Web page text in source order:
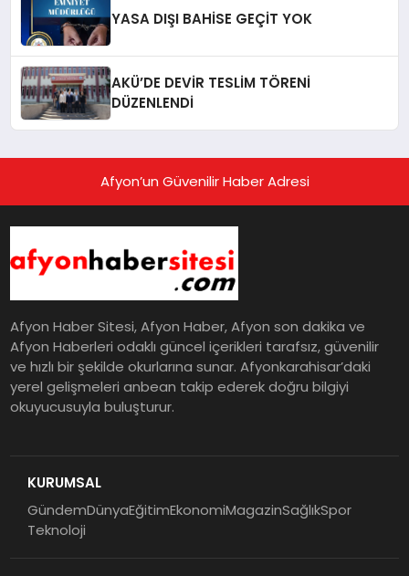
YASA DIŞI BAHİSE GEÇİT YOK
AKÜ’DE DEVİR TESLİM TÖRENİ
DÜZENLENDİ
Afyon’un Güvenilir Haber Adresi
Afyon Haber Sitesi, Afyon Haber, Afyon son dakika ve
Afyon Haberleri odaklı güncel içerikleri tarafsız, güvenilir
ve hızlı bir şekilde okurlarına sunar. Afyonkarahisar’daki
yerel gelişmeleri anbean takip ederek doğru bilgiyi
okuyucusuyla buluşturur.
KURUMSAL
GündemDünyaEğitimEkonomiMagazinSağlıkSpor
Teknoloji